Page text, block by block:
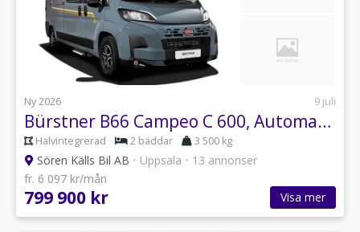
Ny 2026 9 juli
Bürstner B66 Campeo C 600, Automat Finns hemma nu.
Halvintegrerad 2 bäddar 3 500 kg
Sören Källs Bil AB • Uppsala • 13 annonser
fr. 6 097 kr/mån
799 900 kr Visa mer